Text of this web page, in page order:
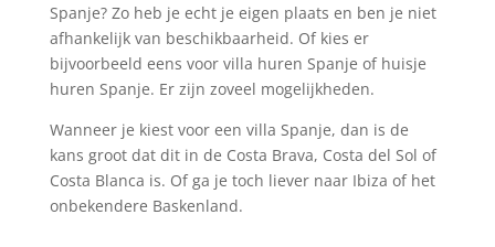
Spanje? Zo heb je echt je eigen plaats en ben je niet
afhankelijk van beschikbaarheid. Of kies er
bijvoorbeeld eens voor villa huren Spanje of huisje
huren Spanje. Er zijn zoveel mogelijkheden.
Wanneer je kiest voor een villa Spanje, dan is de
kans groot dat dit in de Costa Brava, Costa del Sol of
Costa Blanca is. Of ga je toch liever naar Ibiza of het
onbekendere Baskenland.